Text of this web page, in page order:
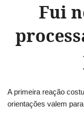
Fui
A primeira reação
orientações valem